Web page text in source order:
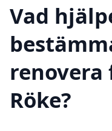
Vad
renovera
Röke?